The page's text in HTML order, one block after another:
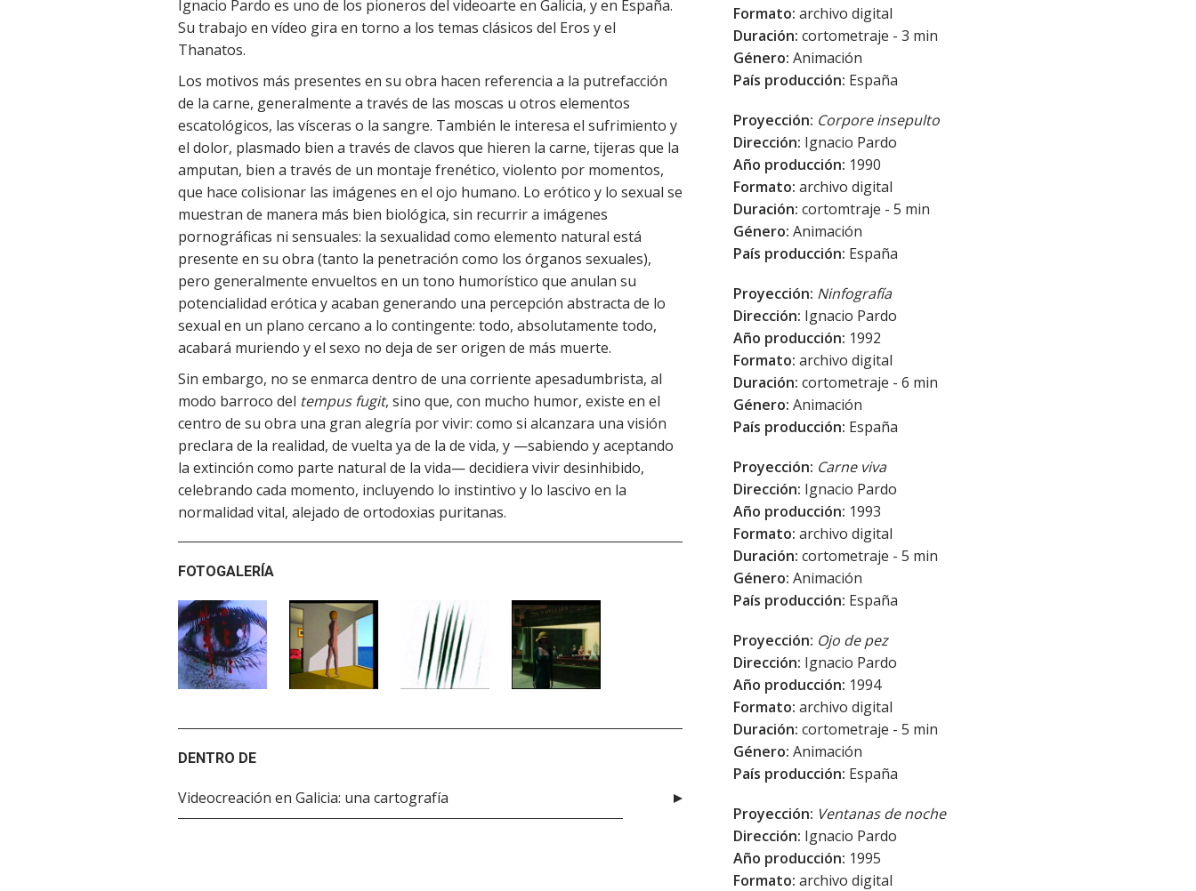
Ignacio Pardo es uno de los pioneros del videoarte en Galicia, y en España.
Su trabajo en vídeo gira en torno a los temas clásicos del Eros y el
Thanatos.
Los motivos más presentes en su obra hacen referencia a la putrefacción
de la carne, generalmente a través de las moscas u otros elementos
escatológicos, las vísceras o la sangre. También le interesa el sufrimiento y
el dolor, plasmado bien a través de clavos que hieren la carne, tijeras que la
amputan, bien a través de un montaje frenético, violento por momentos,
que hace colisionar las imágenes en el ojo humano. Lo erótico y lo sexual se
muestran de manera más bien biológica, sin recurrir a imágenes
pornográficas ni sensuales: la sexualidad como elemento natural está
presente en su obra (tanto la penetración como los órganos sexuales),
pero generalmente envueltos en un tono humorístico que anulan su
potencialidad erótica y acaban generando una percepción abstracta de lo
sexual en un plano cercano a lo contingente: todo, absolutamente todo,
acabará muriendo y el sexo no deja de ser origen de más muerte.
Sin embargo, no se enmarca dentro de una corriente apesadumbrista, al
modo barroco del tempus fugit, sino que, con mucho humor, existe en el
centro de su obra una gran alegría por vivir: como si alcanzara una visión
preclara de la realidad, de vuelta ya de la de vida, y —sabiendo y aceptando
la extinción como parte natural de la vida— decidiera vivir desinhibido,
celebrando cada momento, incluyendo lo instintivo y lo lascivo en la
normalidad vital, alejado de ortodoxias puritanas.
FOTOGALERÍA
DENTRO DE
Videocreación en Galicia: una cartografía
Formato: archivo digital
Duración: cortometraje - 3 min
Género: Animación
País producción: España
Proyección: Corpore insepulto
Dirección: Ignacio Pardo
Año producción: 1990
Formato: archivo digital
Duración: cortomtraje - 5 min
Género: Animación
País producción: España
Proyección: Ninfografía
Dirección: Ignacio Pardo
Año producción: 1992
Formato: archivo digital
Duración: cortometraje - 6 min
Género: Animación
País producción: España
Proyección: Carne viva
Dirección: Ignacio Pardo
Año producción: 1993
Formato: archivo digital
Duración: cortometraje - 5 min
Género: Animación
País producción: España
Proyección: Ojo de pez
Dirección: Ignacio Pardo
Año producción: 1994
Formato: archivo digital
Duración: cortometraje - 5 min
Género: Animación
País producción: España
Proyección: Ventanas de noche
Dirección: Ignacio Pardo
Año producción: 1995
Formato: archivo digital